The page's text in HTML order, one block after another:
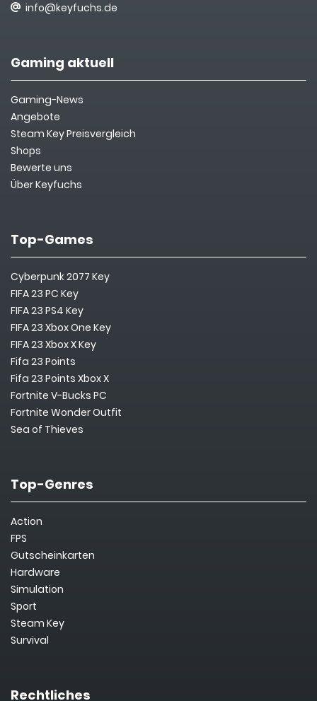
info@keyfuchs.de
Gaming aktuell
Gaming-News
Angebote
Steam Key Preisvergleich
Shops
Bewerte uns
Über Keyfuchs
Top-Games
Cyberpunk 2077 Key
FIFA 23 PC Key
FIFA 23 PS4 Key
FIFA 23 Xbox One Key
FIFA 23 Xbox X Key
Fifa 23 Points
Fifa 23 Points Xbox X
Fortnite V-Bucks PC
Fortnite Wonder Outfit
Sea of Thieves
Top-Genres
Action
FPS
Gutscheinkarten
Hardware
Simulation
Sport
Steam Key
Survival
Rechtliches